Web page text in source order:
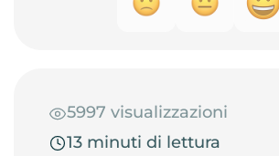
5997 visualizzazioni
13 minuti di lettura